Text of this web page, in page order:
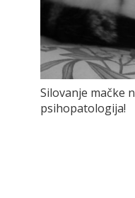
Silovanje mačke
psihopatologija!